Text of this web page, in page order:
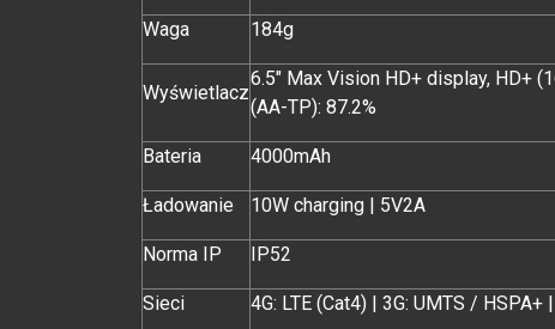
Waga 184g
Wyświetlacz
6.5" Max Vision HD+ display, HD+
(AA-TP): 87.2%
Bateria 4000mAh
Ładowanie 10W charging | 5V2A
Norma IP IP52
Sieci 4G: LTE (Cat4) | 3G: UMTS / HSPA+